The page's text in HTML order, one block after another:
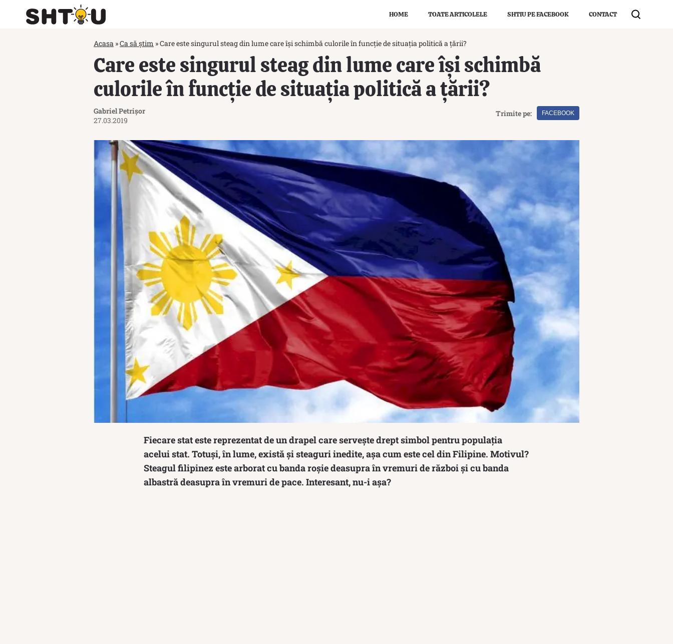
HOME TOATE ARTICOLELE SHTIU PE FACEBOOK CONTACT
Acasa »Ca să știm »Care este singurul steag din lume care își schimbă culorile în funcție de situația politică a țării?
Care este singurul steag din lume care își schimbă
culorile în funcție de situația politică a țării?
Gabriel Petrișor
27.03.2019
Trimite pe: FACEBOOK
Fiecare stat este reprezentat de un drapel care servește drept simbol pentru populația
acelui stat. Totuși, în lume, există și steaguri inedite, așa cum este cel din Filipine. Motivul?
Steagul filipinez este arborat cu banda roșie deasupra în vremuri de război și cu banda
albastră deasupra în vremuri de pace. Interesant, nu-i așa?